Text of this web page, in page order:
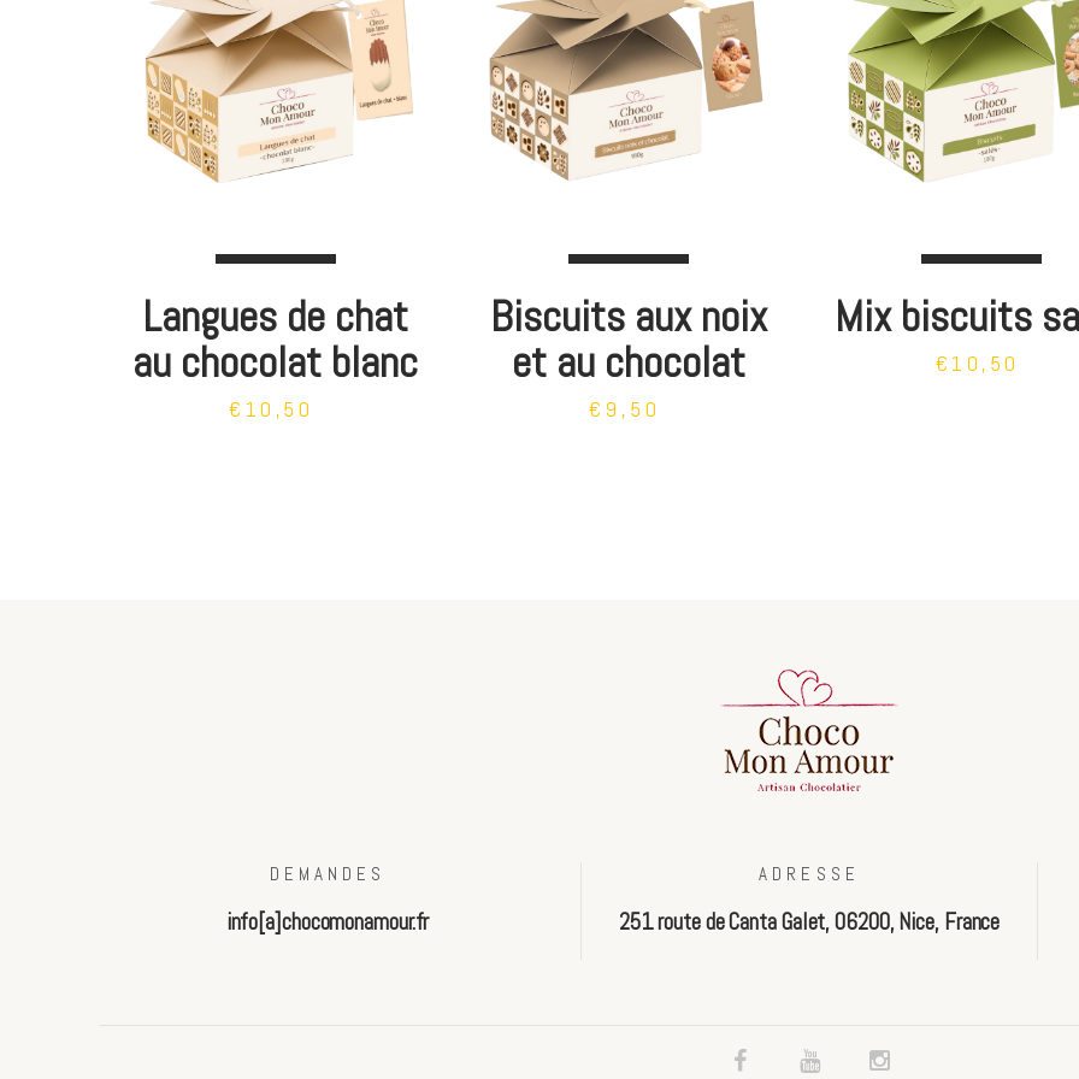
Langues de chat
au chocolat blanc
€10,50
Biscuits aux noix
et au chocolat
€9,50
Mix biscuits
€10,50
DEMANDES
info[a]chocomonamour.fr
ADRESSE
251 route de Canta Galet, 06200, Nice, France